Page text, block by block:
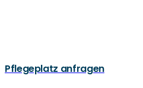
Pflegeplatz anfragen